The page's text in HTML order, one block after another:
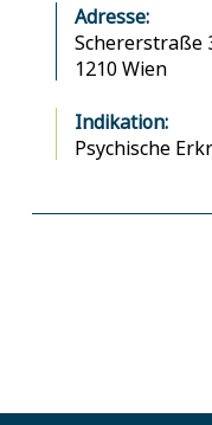
Adresse:
Schererstraße
1210 Wien
Indikation:
Psychische